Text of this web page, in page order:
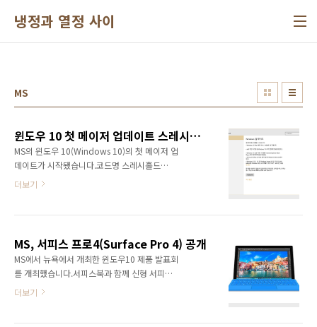
냉정과 열정 사이
MS
윈도우 10 첫 메이저 업데이트 스레시홀드2(TH2) 배포 시작
MS의 윈도우 10(Windows 10)의 첫 메이저 업
데이트가 시작됐습니다.코드명 스레시홀드
2(TH2)라는 이름의 업데이트입니다.이미 인사
다.Windows 10 Pro 1511, 10586으로 업그
레이드가 표시됩니다.설치에는 시간이 소요되며
윈도우 업데이트 이후에 부팅하면 Windows 업
데이트 중 화면이 표시됩니다.윈도우 10이 처음
출시될 때 큰 이슈를 불러온 것은 바로 무료 업그
치를 할 때 불편한 점이 있었습니다.클린 설치를
더보기
MS, 서피스 프로4(Surface Pro 4) 공개
MS에서 뉴욕에서 개최한 윈도우10 제품 발표회
를 개최했습니다.서피스북과 함께 신형 서피스
프로4 역시 발표했습니다.서피스북에 대한 정보
더보기